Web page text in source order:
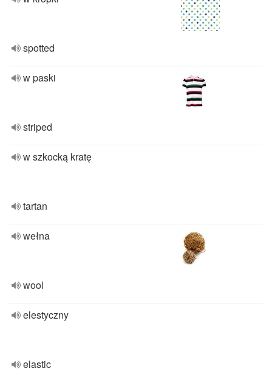
spotted
w paski
striped
w szkocką kratę
tartan
wełna
wool
elestyczny
elastic